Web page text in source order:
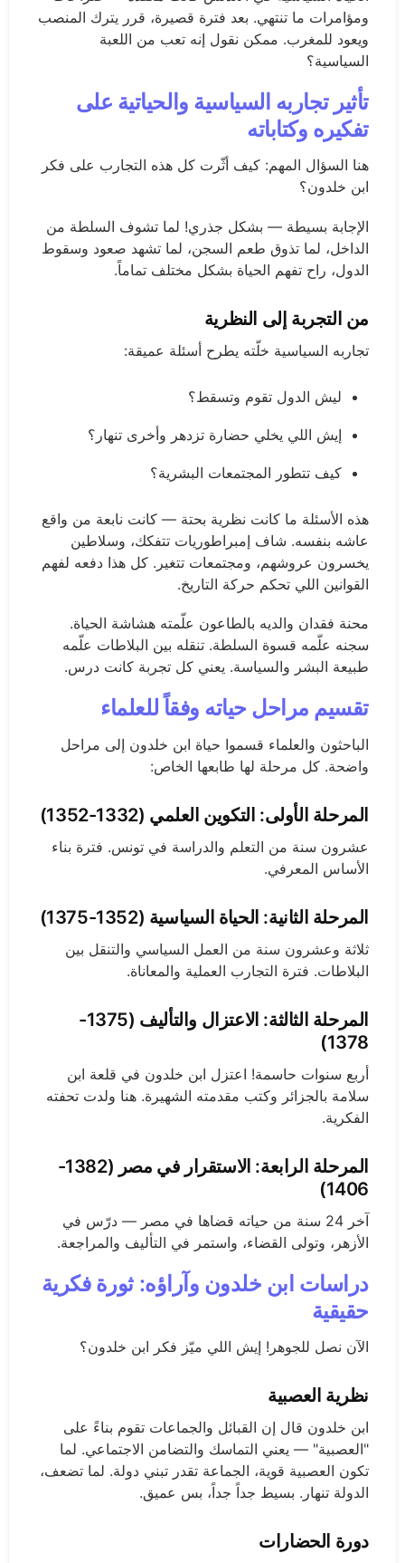
ومؤامرات ما تنتهي. بعد فترة قصيرة، قرر يترك المنصب
ويعود للمغرب. ممكن نقول إنه تعب من اللعبة
السياسية؟
تأثير تجاربه السياسية والحياتية على
تفكيره وكتاباته
هنا السؤال المهم: كيف أثّرت كل هذه التجارب على فكر
ابن خلدون؟
الإجابة بسيطة — بشكل جذري! لما تشوف السلطة من
الداخل، لما تذوق طعم السجن، لما تشهد صعود وسقوط
الدول، راح تفهم الحياة بشكل مختلف تماماً.
من التجربة إلى النظرية
تجاربه السياسية خلّته يطرح أسئلة عميقة:
ليش الدول تقوم وتسقط؟
إيش اللي يخلي حضارة تزدهر وأخرى تنهار؟
كيف تتطور المجتمعات البشرية؟
هذه الأسئلة ما كانت نظرية بحتة — كانت نابعة من واقع
عاشه بنفسه. شاف إمبراطوريات تتفكك، وسلاطين
يخسرون عروشهم، ومجتمعات تتغير. كل هذا دفعه لفهم
القوانين اللي تحكم حركة التاريخ.
محنة فقدان والديه بالطاعون علّمته هشاشة الحياة.
سجنه علّمه قسوة السلطة. تنقله بين البلاطات علّمه
طبيعة البشر والسياسة. يعني كل تجربة كانت درس.
تقسيم مراحل حياته وفقاً للعلماء
الباحثون والعلماء قسموا حياة ابن خلدون إلى مراحل
واضحة. كل مرحلة لها طابعها الخاص:
المرحلة الأولى: التكوين العلمي (1332-1352)
عشرون سنة من التعلم والدراسة في تونس. فترة بناء
الأساس المعرفي.
المرحلة الثانية: الحياة السياسية (1352-1375)
ثلاثة وعشرون سنة من العمل السياسي والتنقل بين
البلاطات. فترة التجارب العملية والمعاناة.
المرحلة الثالثة: الاعتزال والتأليف (1375-
1378)
أربع سنوات حاسمة! اعتزل ابن خلدون في قلعة ابن
سلامة بالجزائر وكتب مقدمته الشهيرة. هنا ولدت تحفته
الفكرية.
المرحلة الرابعة: الاستقرار في مصر (1382-
1406)
آخر 24 سنة من حياته قضاها في مصر — درّس في
الأزهر، وتولى القضاء، واستمر في التأليف والمراجعة.
دراسات ابن خلدون وآراؤه: ثورة فكرية
حقيقية
الآن نصل للجوهر! إيش اللي ميّز فكر ابن خلدون؟
نظرية العصبية
ابن خلدون قال إن القبائل والجماعات تقوم بناءً على
"العصبية" — يعني التماسك والتضامن الاجتماعي. لما
تكون العصبية قوية، الجماعة تقدر تبني دولة. لما تضعف،
الدولة تنهار. بسيط جداً جداً، بس عميق.
دورة الحضارات